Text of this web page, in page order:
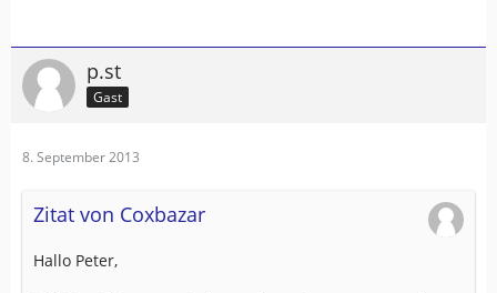
p.st
Gast
8. September 2013
Zitat von Coxbazar
Hallo Peter,